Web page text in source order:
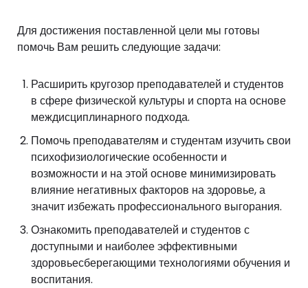
Для достижения поставленной цели мы готовы
помочь Вам решить следующие задачи:
Расширить кругозор преподавателей и студентов
в сфере физической культуры и спорта на основе
междисциплинарного подхода.
Помочь преподавателям и студентам изучить свои
психофизиологические особенности и
возможности и на этой основе минимизировать
влияние негативных факторов на здоровье, а
значит избежать профессионального выгорания.
Ознакомить преподавателей и студентов с
доступными и наиболее эффективными
здоровьесберегающими технологиями обучения и
воспитания.